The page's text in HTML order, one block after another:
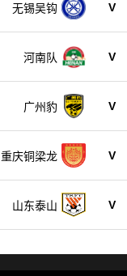
无锡吴钩 V
河南队 V
广州豹 V
重庆铜梁龙 V
山东泰山 V